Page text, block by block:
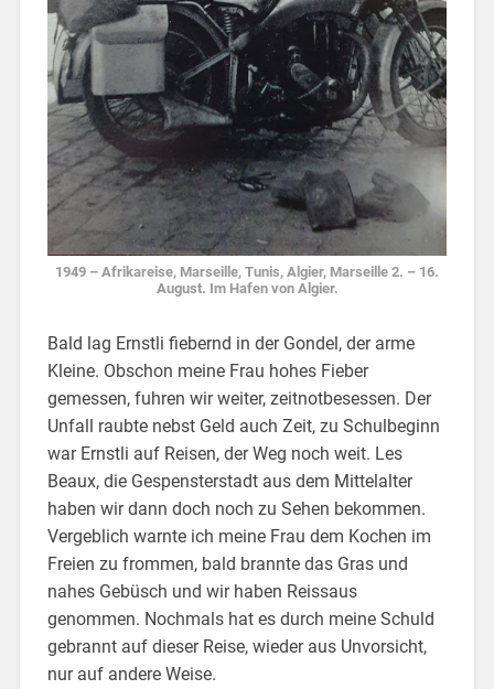
1949 – Afrikareise, Marseille, Tunis, Algier, Marseille 2. – 16.
August. Im Hafen von Algier.
Bald lag Ernstli fiebernd in der Gondel, der arme
Kleine. Obschon meine Frau hohes Fieber
gemessen, fuhren wir weiter, zeitnotbesessen. Der
Unfall raubte nebst Geld auch Zeit, zu Schulbeginn
war Ernstli auf Reisen, der Weg noch weit. Les
Beaux, die Gespensterstadt aus dem Mittelalter
haben wir dann doch noch zu Sehen bekommen.
Vergeblich warnte ich meine Frau dem Kochen im
Freien zu frommen, bald brannte das Gras und
nahes Gebüsch und wir haben Reissaus
genommen. Nochmals hat es durch meine Schuld
gebrannt auf dieser Reise, wieder aus Unvorsicht,
nur auf andere Weise.